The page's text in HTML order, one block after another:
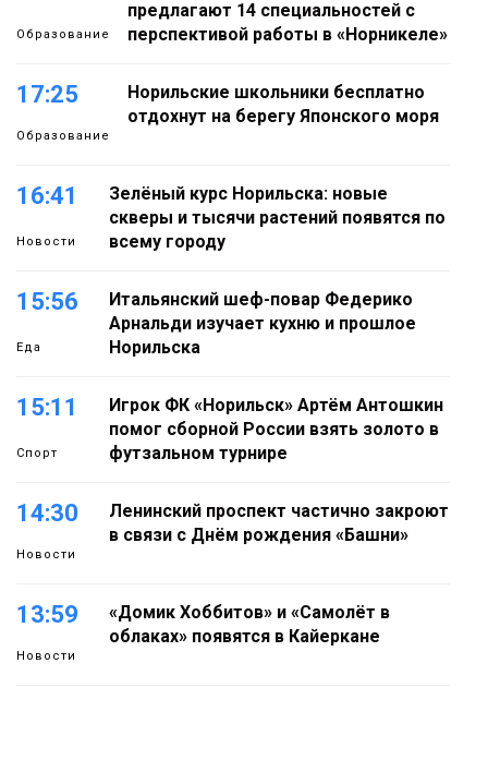
Образование
предлагают 14 специальностей с
перспективой работы в «Норникеле»
17:25
Образование
Норильские школьники бесплатно
отдохнут на берегу Японского моря
16:41
Новости
Зелёный курс Норильска: новые
скверы и тысячи растений появятся по
всему городу
15:56
Еда
Итальянский шеф-повар Федерико
Арнальди изучает кухню и прошлое
Норильска
15:11
Спорт
Игрок ФК «Норильск» Артём Антошкин
помог сборной России взять золото в
футзальном турнире
14:30
Новости
Ленинский проспект частично закроют
в связи с Днём рождения «Башни»
13:59
Новости
«Домик Хоббитов» и «Самолёт в
облаках» появятся в Кайеркане